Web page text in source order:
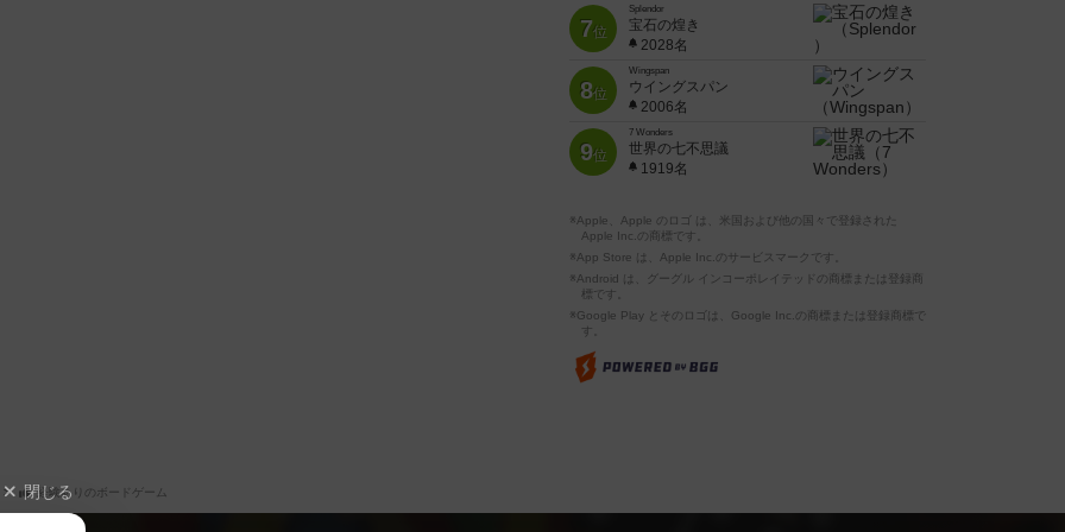
7位
Splendor
宝石の煌き
2028名
8位
Wingspan
ウイングスパン
2006名
9位
7 Wonders
世界の七不思議
1919名
※Apple、Apple のロゴ は、米国および他の国々で登録された
Apple Inc.の商標です。
※App Store は、Apple Inc.のサービスマークです。
※Android は、グーグル インコーポレイテッドの商標または登録商
標です。
※Google Play とそのロゴは、Google Inc.の商標または登録商標で
す。
経験ありのボードゲーム
閉じる